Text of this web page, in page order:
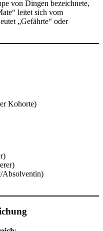
von Dingen bezeichnete,
leitet sich vom
„Gefährte“ oder
Kohorte)
Absolventin)